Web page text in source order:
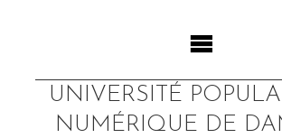
UNIVERSITÉ
NUMÉRIQUE DE